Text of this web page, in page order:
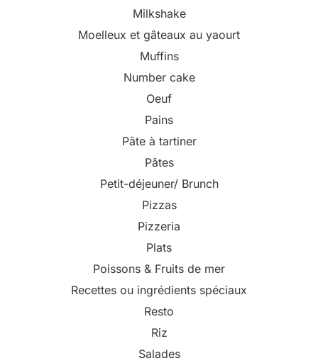
Milkshake
Moelleux et gâteaux au yaourt
Muffins
Number cake
Oeuf
Pains
Pâte à tartiner
Pâtes
Petit-déjeuner/ Brunch
Pizzas
Pizzeria
Plats
Poissons & Fruits de mer
Recettes ou ingrédients spéciaux
Resto
Riz
Salades